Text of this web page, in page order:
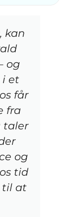
kan
og
i et
får
fra
taler
og
tid
til at